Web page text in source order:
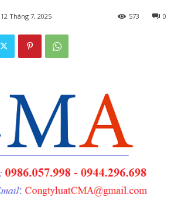
12 Tháng 7, 2025 0
573